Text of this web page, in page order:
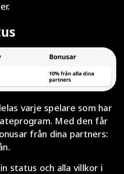
varje spelare som har
Med den får
från dina partners:
status och alla villkor i